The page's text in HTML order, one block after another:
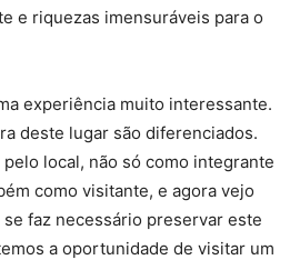
e riquezas imensuráveis para o
experiência muito interessante.
deste lugar são diferenciados.
local, não só como integrante
como visitante, e agora vejo
faz necessário preservar este
a oportunidade de visitar um